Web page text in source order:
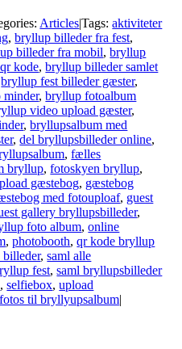
Articles|Tags:aktiviteter
,bryllup billeder fra fest,
billeder fra mobil,bryllup
kode,bryllup billeder samlet
bryllup fest billeder gæster,
,bryllup fotoalbum
video upload gæster,
,bryllupsalbum med
,del bryllupsbilleder online,
,fælles
bryllup,fotoskyen bryllup,
gæstebog, gæstebog
med fotouploaf, guest
gallery bryllupsbilleder,
foto album,online
,photobooth,qr kode bryllup
,saml alle
fest,saml bryllupsbilleder
,selfiebox,upload
til bryllyupsalbum|